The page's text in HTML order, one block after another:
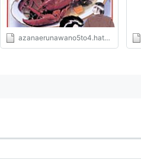
azanaerunawano5to4.hatenablog.com